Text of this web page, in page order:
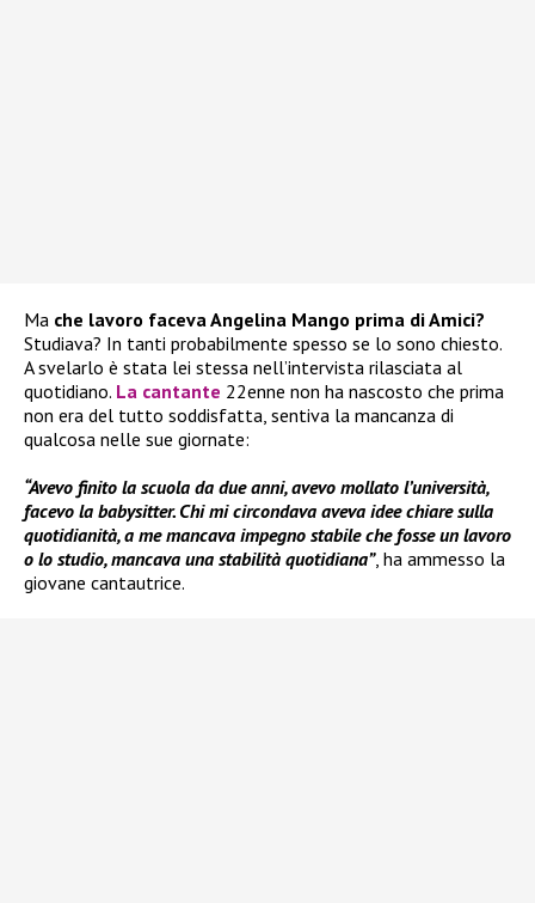
Ma che lavoro faceva Angelina Mango prima di Amici?
Studiava? In tanti probabilmente spesso se lo sono chiesto.
A svelarlo è stata lei stessa nell’intervista rilasciata al
quotidiano. La cantante 22enne non ha nascosto che prima
non era del tutto soddisfatta, sentiva la mancanza di
qualcosa nelle sue giornate:
“Avevo finito la scuola da due anni, avevo mollato l’università,
facevo la babysitter. Chi mi circondava aveva idee chiare sulla
quotidianità, a me mancava impegno stabile che fosse un lavoro
o lo studio, mancava una stabilità quotidiana”, ha ammesso la
giovane cantautrice.